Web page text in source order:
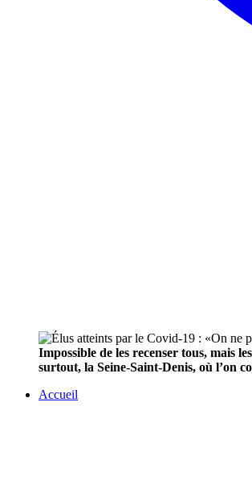
Impossible de les recenser tous, mais
surtout, la Seine-Saint-Denis, où l’on
Accueil